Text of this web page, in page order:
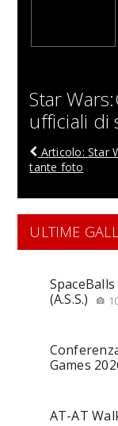
Star
ufficiali di
Articolo: Star
tante foto
ULTIME
(A.S.S.)
Games
AT-AT